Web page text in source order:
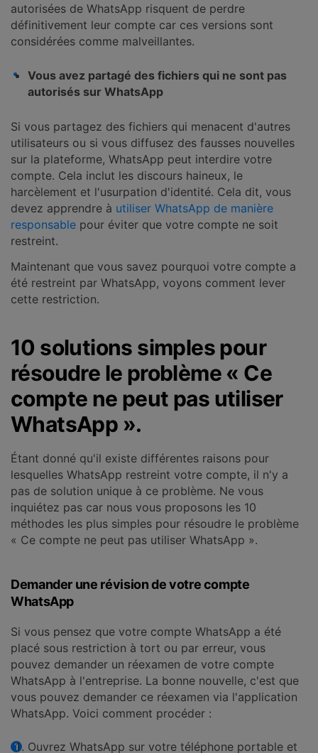
autorisées de WhatsApp risquent de perdre
définitivement leur compte car ces versions sont
considérées comme malveillantes.
Vous avez partagé des fichiers qui ne sont pas
autorisés sur WhatsApp
Si vous partagez des fichiers qui menacent d'autres
utilisateurs ou si vous diffusez des fausses nouvelles
sur la plateforme, WhatsApp peut interdire votre
compte. Cela inclut les discours haineux, le
harcèlement et l'usurpation d'identité. Cela dit, vous
devez apprendre à utiliser WhatsApp de manière
responsable pour éviter que votre compte ne soit
restreint.
Maintenant que vous savez pourquoi votre compte a
été restreint par WhatsApp, voyons comment lever
cette restriction.
10 solutions simples pour
résoudre le problème « Ce
compte ne peut pas utiliser
WhatsApp ».
Étant donné qu'il existe différentes raisons pour
lesquelles WhatsApp restreint votre compte, il n'y a
pas de solution unique à ce problème. Ne vous
inquiétez pas car nous vous proposons les 10
méthodes les plus simples pour résoudre le problème
« Ce compte ne peut pas utiliser WhatsApp ».
Demander une révision de votre compte
WhatsApp
Si vous pensez que votre compte WhatsApp a été
placé sous restriction à tort ou par erreur, vous
pouvez demander un réexamen de votre compte
WhatsApp à l'entreprise. La bonne nouvelle, c'est que
vous pouvez demander ce réexamen via l'application
WhatsApp. Voici comment procéder :
Ouvrez WhatsApp sur votre téléphone portable et